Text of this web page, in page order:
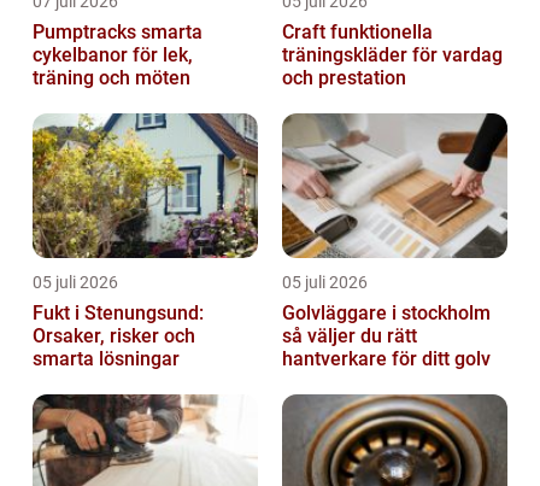
Pumptracks smarta
cykelbanor för lek,
träning och möten
Craft funktionella
träningskläder för vardag
och prestation
05 juli 2026
Fukt i Stenungsund:
Orsaker, risker och
smarta lösningar
05 juli 2026
Golvläggare i stockholm
så väljer du rätt
hantverkare för ditt golv